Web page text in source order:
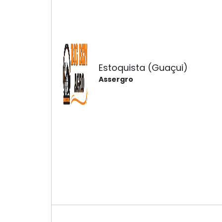
Estoquista (Guaçui)
Assergro